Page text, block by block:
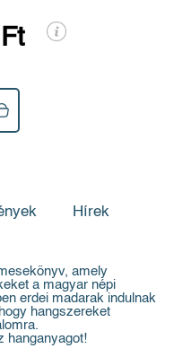
Hírek
amely
a magyar népi
erdei madarak indulnak
hangszereket
hanganyagot!